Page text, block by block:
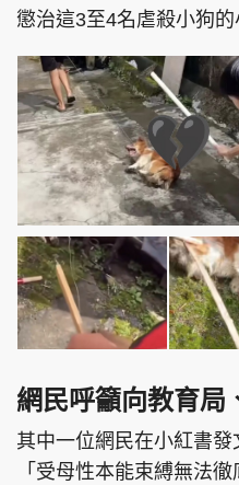
懲治這3至4名虐殺小狗的
網民呼籲向教育局
其中一位網民在小紅書發
「受母性本能束縛無法